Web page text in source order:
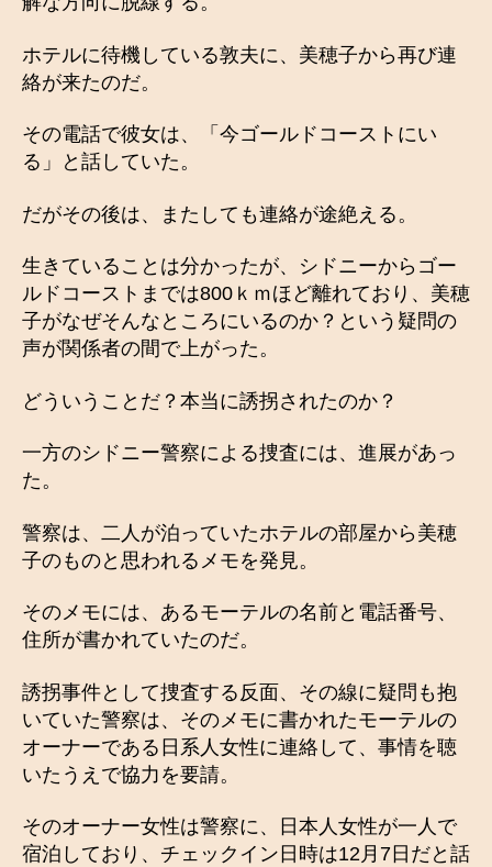
ホテルに待機している敦夫に、美穂子から再び連
絡が来たのだ。
その電話で彼女は、「今ゴールドコーストにい
る」と話していた。
だがその後は、またしても連絡が途絶える。
生きていることは分かったが、シドニーからゴー
ルドコーストまでは800ｋｍほど離れており、美穂
子がなぜそんなところにいるのか？という疑問の
声が関係者の間で上がった。
どういうことだ？本当に誘拐されたのか？
一方のシドニー警察による捜査には、進展があっ
た。
警察は、二人が泊っていたホテルの部屋から美穂
子のものと思われるメモを発見。
そのメモには、あるモーテルの名前と電話番号、
住所が書かれていたのだ。
誘拐事件として捜査する反面、その線に疑問も抱
いていた警察は、そのメモに書かれたモーテルの
オーナーである日系人女性に連絡して、事情を聴
いたうえで協力を要請。
そのオーナー女性は警察に、日本人女性が一人で
宿泊しており、チェックイン日時は12月7日だと話